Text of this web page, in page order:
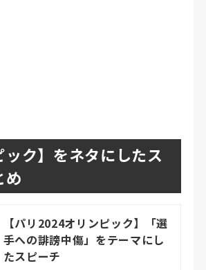
ック】をネタにしたス
め
【パリ2024オリンピック】「選
手への誹謗中傷」をテーマにし
たスピーチ